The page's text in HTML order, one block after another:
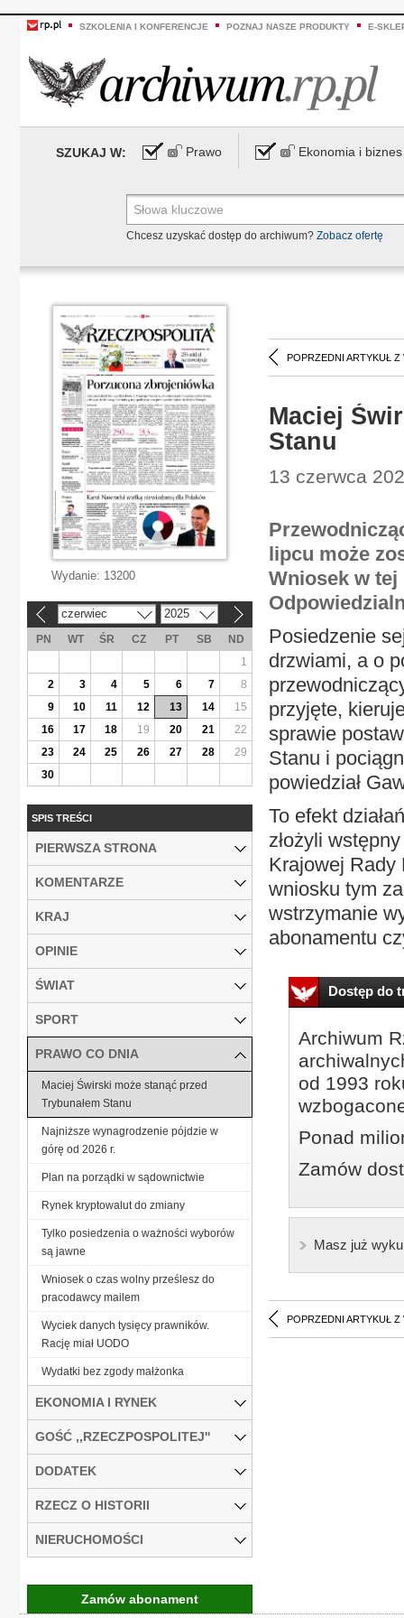
SZKOLENIA I KONFERENCJE POZNAJ NASZE PRODUKTY E-
SZUKAJ W: Prawo Ekonomia i biznes
Chcesz uzyskać dostęp do archiwum? Zobacz ofertę
POPRZEDNI ARTYKUŁ Z
Maciej
Stanu
13 czerwca
lipcu może
Wniosek w tej
Posiedzenie
drzwiami, a o
przyjęte,
sprawie
Stanu i
powiedział
To efekt
złożyli
Krajowej Rady
wniosku tym
wstrzymanie
abonamentu
Dostęp do
Archiwum
od 1993
Ponad
Zamów
Masz już
POPRZEDNI ARTYKUŁ Z
Wydanie: 13200
czerwiec 2025
PN WT ŚR CZ PT SB
ND
1
2
3 4 5 6 7
8
9
10 11 12 13 14
15
16
17 18 19 20 21
22
23
24 25 26 27 28
29
30
SPIS TREŚCI
PIERWSZA STRONA
KOMENTARZE
KRAJ
OPINIE
ŚWIAT
SPORT
PRAWO CO DNIA
Maciej Świrski może stanąć przed
Trybunałem Stanu
Najniższe wynagrodzenie pójdzie w
górę od 2026 r.
Plan na porządki w sądownictwie
Rynek kryptowalut do zmiany
Tylko posiedzenia o ważności wyborów
są jawne
Wniosek o czas wolny prześlesz do
pracodawcy mailem
Wyciek danych tysięcy prawników.
Rację miał UODO
Wydatki bez zgody małżonka
EKONOMIA I RYNEK
GOŚĆ ,,RZECZPOSPOLITEJ''
DODATEK
RZECZ O HISTORII
NIERUCHOMOŚCI
Zamów abonament